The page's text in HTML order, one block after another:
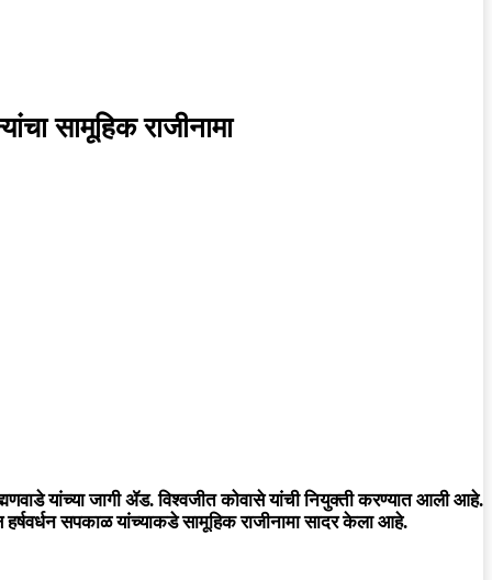
सामूहिक राजीनामा
यांच्या जागी ॲड. विश्वजीत कोवासे यांची नियुक्ती करण्यात आली आहे.
हर्षवर्धन सपकाळ यांच्याकडे सामूहिक राजीनामा सादर केला आहे.